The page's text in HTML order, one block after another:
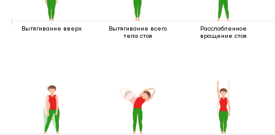
Вытягивание вверх
Вытягивание всего
тела стоя
Расслабленное
вращение стоя